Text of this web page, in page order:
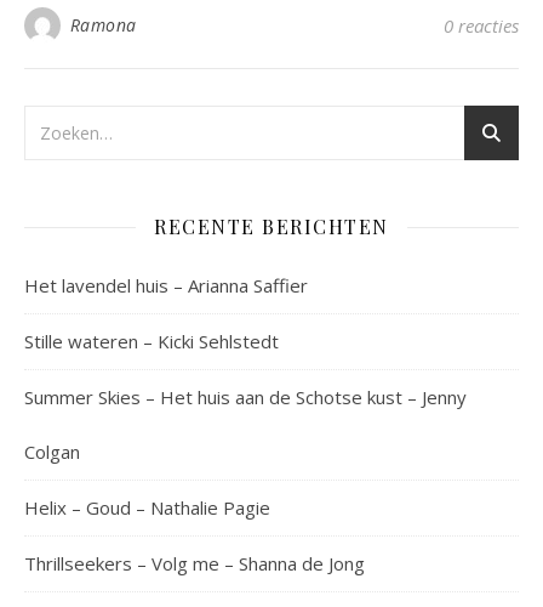
Ramona 0 reacties
RECENTE BERICHTEN
Het lavendel huis – Arianna Saffier
Stille wateren – Kicki Sehlstedt
Summer Skies – Het huis aan de Schotse kust – Jenny
Colgan
Helix – Goud – Nathalie Pagie
Thrillseekers – Volg me – Shanna de Jong